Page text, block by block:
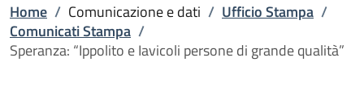
Home / Comunicazione e dati / Ufficio Stampa /
Comunicati Stampa /
Speranza: “Ippolito e Iavicoli persone di grande qualità”